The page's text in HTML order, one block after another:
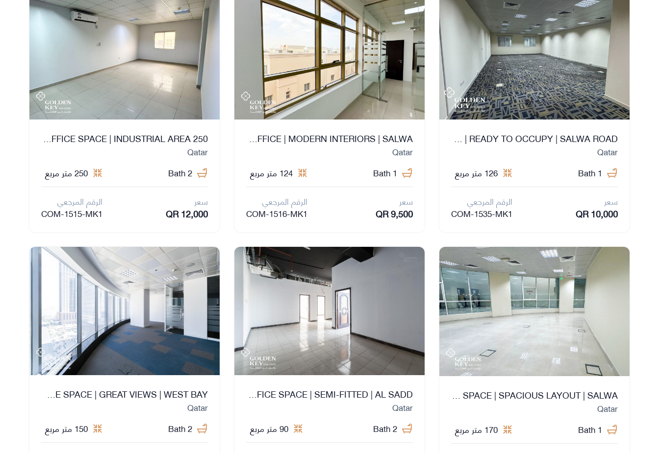
FITTED OFFICE SPACE | READY TO OCCUPY | SALWA ROAD
Qatar
1 Bath
126 متر مربع
سعر
QR 10,000
الرقم المرجعي
COM-1535-MK1
PREMIUM FITTED OFFICE | MODERN INTERIORS | SALWA
Qatar
1 Bath
124 متر مربع
سعر
QR 9,500
الرقم المرجعي
COM-1516-MK1
250 SQM | FITTED OFFICE SPACE | INDUSTRIAL AREA
Qatar
2 Bath
250 متر مربع
سعر
QR 12,000
الرقم المرجعي
COM-1515-MK1
FITTED OFFICE SPACE | SPACIOUS LAYOUT | SALWA
Qatar
1 Bath
170 متر مربع
PREMIUM OFFICE SPACE | SEMI-FITTED | AL SADD
Qatar
2 Bath
90 متر مربع
SEMI-FITTED OFFICE SPACE | GREAT VIEWS | WEST BAY
Qatar
2 Bath
150 متر مربع